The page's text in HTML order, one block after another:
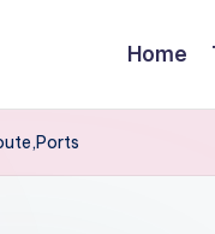
Home